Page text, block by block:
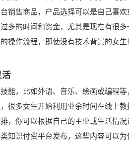
销售商品，产品选择可以是自己喜
多的时间和资金，尤其是现在有很
操作流程，即使没有技术背景的女生
活
能，比如外语、音乐、绘画或编程
很多女生开始利用业余时间在线上教
，你可以根据自己的主业或生活情
知识付费平台发布，这些内容可以为